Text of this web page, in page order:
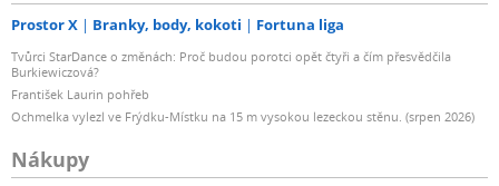
Prostor X Branky, body, kokoti Fortuna liga
Tvůrci StarDance o změnách: Proč budou porotci opět čtyři a čím přesvědčila
Burkiewiczová?
František Laurin pohřeb
Ochmelka vylezl ve Frýdku-Místku na 15 m vysokou lezeckou stěnu. (srpen 2026)
Nákupy